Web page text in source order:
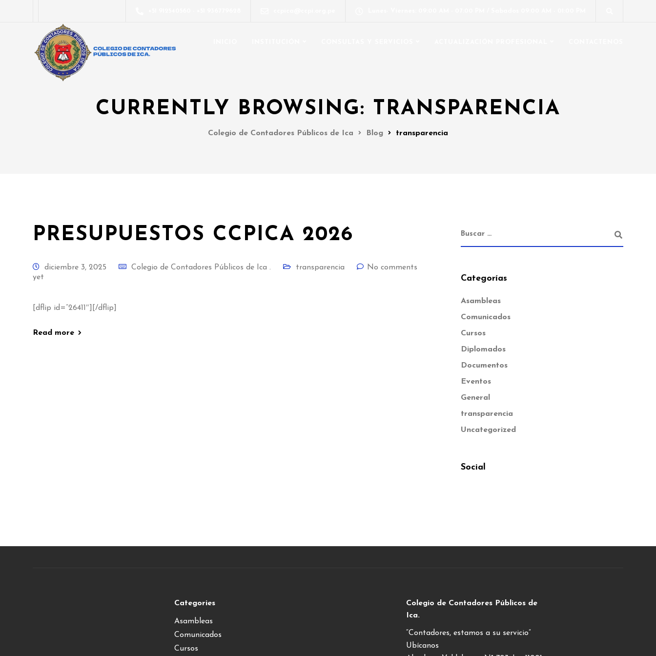
CURRENTLY BROWSING: TRANSPARENCIA
Colegio de Contadores Públicos de Ica Blog transparencia
PRESUPUESTOS CCPICA 2026
diciembre 3, 2025 Colegio de Contadores Públicos de Ica . transparencia
No comments
yet
[dflip id=”26411″][/dflip]
Read more
Categorías
Asambleas
Comunicados
Cursos
Diplomados
Documentos
Eventos
General
transparencia
Uncategorized
Social
Categories
Asambleas
Comunicados
Cursos
Colegio de Contadores Públicos de
Ica.
“Contadores, estamos a su servicio”
Ubícanos